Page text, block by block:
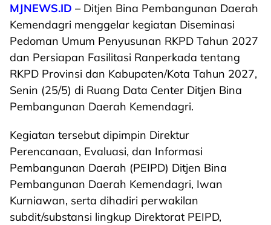
MJNEWS.ID – Ditjen Bina Pembangunan Daerah
Kemendagri menggelar kegiatan Diseminasi
Pedoman Umum Penyusunan RKPD Tahun 2027
dan Persiapan Fasilitasi Ranperkada tentang
RKPD Provinsi dan Kabupaten/Kota Tahun 2027,
Senin (25/5) di Ruang Data Center Ditjen Bina
Pembangunan Daerah Kemendagri.
Kegiatan tersebut dipimpin Direktur
Perencanaan, Evaluasi, dan Informasi
Pembangunan Daerah (PEIPD) Ditjen Bina
Pembangunan Daerah Kemendagri, Iwan
Kurniawan, serta dihadiri perwakilan
subdit/substansi lingkup Direktorat PEIPD,